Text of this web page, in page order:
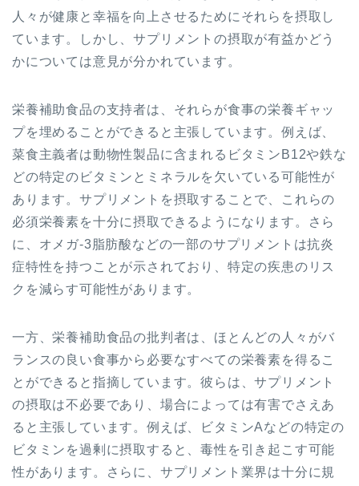
人々が健康と幸福を向上させるためにそれらを摂取し
ています。しかし、サプリメントの摂取が有益かどう
かについては意見が分かれています。
栄養補助食品の支持者は、それらが食事の栄養ギャッ
プを埋めることができると主張しています。例えば、
菜食主義者は動物性製品に含まれるビタミンB12や鉄な
どの特定のビタミンとミネラルを欠いている可能性が
あります。サプリメントを摂取することで、これらの
必須栄養素を十分に摂取できるようになります。さら
に、オメガ-3脂肪酸などの一部のサプリメントは抗炎
症特性を持つことが示されており、特定の疾患のリス
クを減らす可能性があります。
一方、栄養補助食品の批判者は、ほとんどの人々がバ
ランスの良い食事から必要なすべての栄養素を得るこ
とができると指摘しています。彼らは、サプリメント
の摂取は不必要であり、場合によっては有害でさえあ
ると主張しています。例えば、ビタミンAなどの特定の
ビタミンを過剰に摂取すると、毒性を引き起こす可能
性があります。さらに、サプリメント業界は十分に規